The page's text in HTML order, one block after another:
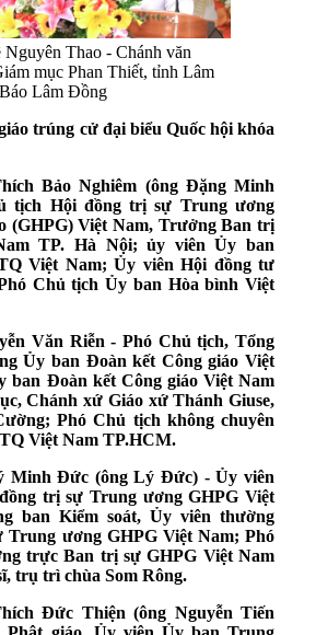
Thao - Chánh văn
mục Phan Thiết, tỉnh Lâm
Lâm Đồng
trúng cử đại biểu Quốc hội khóa
Bảo Nghiêm (ông Đặng Minh
tịch Hội đồng trị sự Trung ương
(GHPG) Việt Nam, Trưởng Ban trị
TP. Hà Nội; ủy viên Ủy ban
Việt Nam; Ủy viên Hội đồng tư
Chủ tịch Ủy ban Hòa bình Việt
Văn Riễn - Phó Chủ tịch, Tổng
Ủy ban Đoàn kết Công giáo Việt
ban Đoàn kết Công giáo Việt Nam
Chánh xứ Giáo xứ Thánh Giuse,
Phó Chủ tịch không chuyên
Việt Nam TP.HCM.
Minh Đức (ông Lý Đức) - Ủy viên
trị sự Trung ương GHPG Việt
ban Kiểm soát, Ủy viên thường
Trung ương GHPG Việt Nam; Phó
trực Ban trị sự GHPG Việt Nam
trụ trì chùa Som Rông.
Đức Thiện (ông Nguyễn Tiến